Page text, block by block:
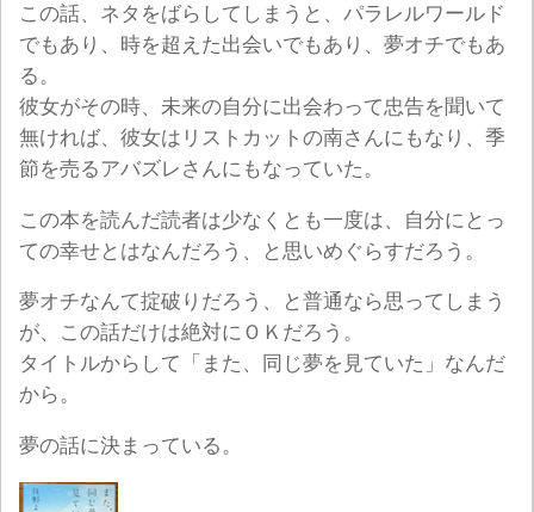
この話、ネタをばらしてしまうと、パラレルワールド
でもあり、時を超えた出会いでもあり、夢オチでもあ
る。
彼女がその時、未来の自分に出会わって忠告を聞いて
無ければ、彼女はリストカットの南さんにもなり、季
節を売るアバズレさんにもなっていた。
この本を読んだ読者は少なくとも一度は、自分にとっ
ての幸せとはなんだろう、と思いめぐらすだろう。
夢オチなんて掟破りだろう、と普通なら思ってしまう
が、この話だけは絶対にＯＫだろう。
タイトルからして「また、同じ夢を見ていた」なんだ
から。
夢の話に決まっている。